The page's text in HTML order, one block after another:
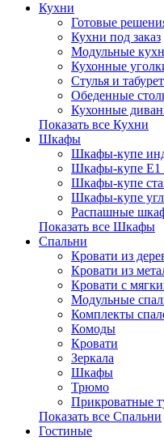
Кухни
Готовые
Кухни под заказ
Модульные
Кухонные
Стулья и
Обеденные
Кухонные
Показать все Кухни
Шкафы
Шкафы-купе
Шкафы-купе Е1
Шкафы-купе
Шкафы-купе
Распашные
Показать все Шкафы
Спальни
Кровати из
Кровати из
Кровати с
Модульные
Комплекты
Комоды
Кровати
Зеркала
Шкафы
Трюмо
Прикроватные
Показать все Спальни
Гостиные